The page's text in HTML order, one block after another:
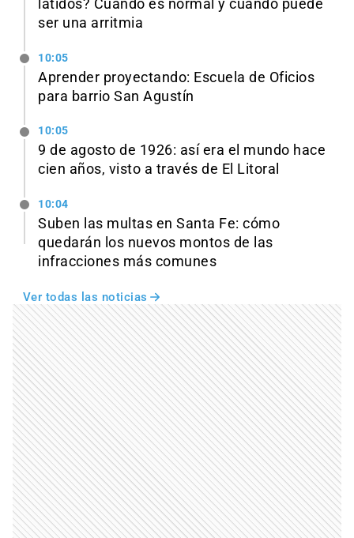
latidos? Cuándo es normal y cuándo puede
ser una arritmia
10:05
Aprender proyectando: Escuela de Oficios
para barrio San Agustín
10:05
9 de agosto de 1926: así era el mundo hace
cien años, visto a través de El Litoral
10:04
Suben las multas en Santa Fe: cómo
quedarán los nuevos montos de las
infracciones más comunes
Ver todas las noticias